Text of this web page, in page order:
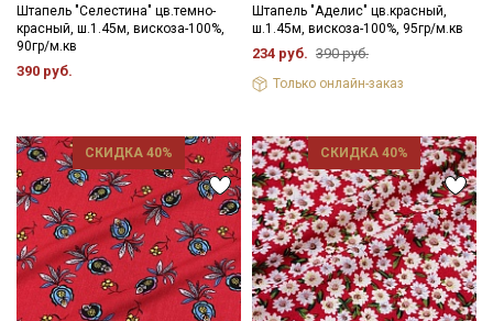
Штапель "Селестина" цв.темно-
красный, ш.1.45м, вискоза-100%,
90гр/м.кв
390 руб.
Штапель "Аделис" цв.красный,
ш.1.45м, вискоза-100%, 95гр/м.кв
234 руб. 390 руб.
Только онлайн-заказ
СКИДКА 40% СКИДКА 40%